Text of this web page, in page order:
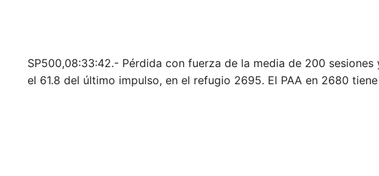
SP500,08:33:42.- Pérdida con fuerza de la media de 200 sesiones
el 61.8 del último impulso, en el refugio 2695. El PAA en 2680